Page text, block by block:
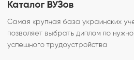
Каталог ВУЗов
Самая крупная база украинских
позволяет выбрать диплом по
успешного трудоустройства